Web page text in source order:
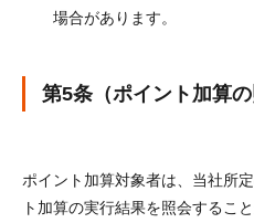
場合があります。
第5条（ポイント加算の
ポイント加算対象者は、当社所
ト加算の実行結果を照会すること